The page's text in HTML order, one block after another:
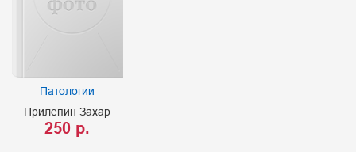
Патологии
Прилепин Захар
250 р.